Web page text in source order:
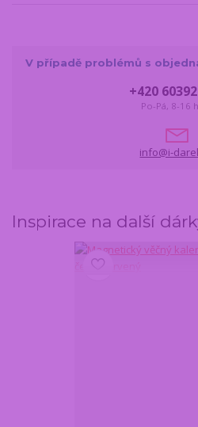
V případě problémů s
+420
Po-Pá, 8-16
info@i-
Inspirace na další